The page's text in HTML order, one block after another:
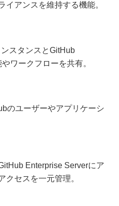
イアンスを維持する機能。
スタンスとGitHub
ワークフローを共有。
のユーザーやアプリケーシ
Enterprise Serverにア
クセスを一元管理。